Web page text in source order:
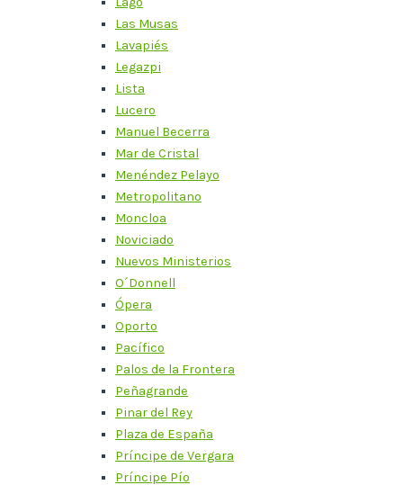
Las Musas
Lavapiés
Legazpi
Lista
Lucero
Manuel Becerra
Mar de Cristal
Menéndez Pelayo
Metropolitano
Moncloa
Noviciado
Nuevos Ministerios
O´Donnell
Ópera
Oporto
Pacífico
Palos de la Frontera
Peñagrande
Pinar del Rey
Plaza de España
Príncipe de Vergara
Príncipe Pío